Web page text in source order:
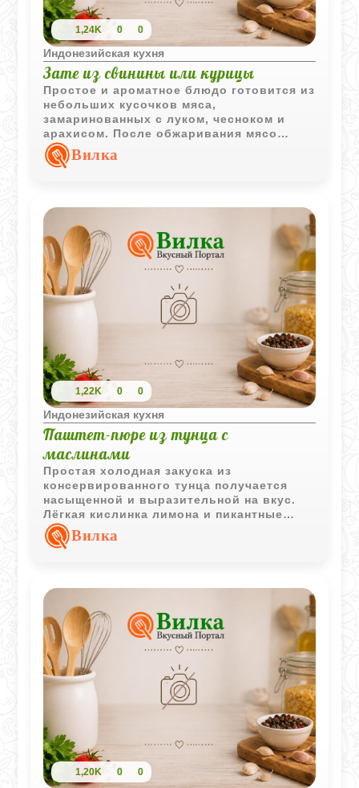
1,24K 0 0
Индонезийская кухня
Зате из свинины или курицы
Простое и ароматное блюдо готовится из
небольших кусочков мяса,
замаринованных с луком, чесноком и
арахисом. После обжаривания мясо
приобретает аппетитную корочку и
насыщенный вкус.
Вилка
1,22K 0 0
Индонезийская кухня
Паштет-пюре из тунца с
маслинами
Простая холодная закуска из
консервированного тунца получается
насыщенной и выразительной на вкус.
Лёгкая кислинка лимона и пикантные
маслины делают её отличным вариантом
для бутербродов и праздничной подачи.
Вилка
1,20K 0 0